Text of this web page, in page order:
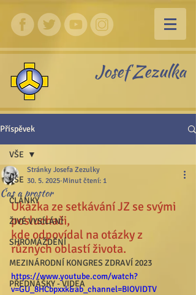
Josef Zezulka
Příspěvek
VŠE
ČLÁNKY
ŽIVÉ VYSÍLÁNÍ
SHROMÁŽDĚNÍ
MEZINÁRODNÍ KONGRES ZDRAVÍ 2023
PŘEDNÁŠKY - VIDEA
VŠE
Čas a prostor
Stránky Josefa Zezulky
30. 5. 2025 Minut čtení: 1
Ukázka ze setkávání JZ se svými
posluchači,
kde odpovídal na otázky z
různých oblastí života.
https://www.youtube.com/watch?
v=GU_8HCbpxxk&ab_channel=BIOVIDTV